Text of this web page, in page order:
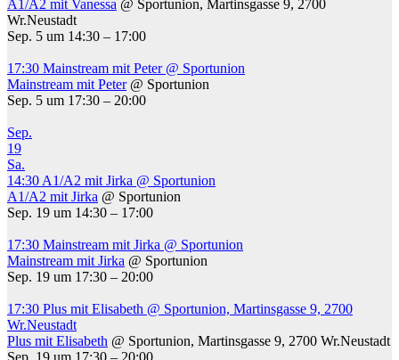
A1/A2 mit Vanessa @ Sportunion, Martinsgasse 9, 2700
Wr.Neustadt
Sep. 5 um 14:30 – 17:00
17:30 Mainstream mit Peter @ Sportunion
Mainstream mit Peter @ Sportunion
Sep. 5 um 17:30 – 20:00
Sep.
19
Sa.
14:30 A1/A2 mit Jirka @ Sportunion
A1/A2 mit Jirka @ Sportunion
Sep. 19 um 14:30 – 17:00
17:30 Mainstream mit Jirka @ Sportunion
Mainstream mit Jirka @ Sportunion
Sep. 19 um 17:30 – 20:00
17:30 Plus mit Elisabeth @ Sportunion, Martinsgasse 9, 2700
Wr.Neustadt
Plus mit Elisabeth @ Sportunion, Martinsgasse 9, 2700 Wr.Neustadt
Sep. 19 um 17:30 – 20:00